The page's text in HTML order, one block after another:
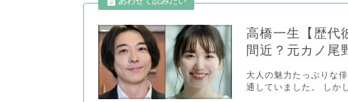
高橋一生【歴代
間近？元カノ尾
大人の魅力たっぷりな
通していました。 しか